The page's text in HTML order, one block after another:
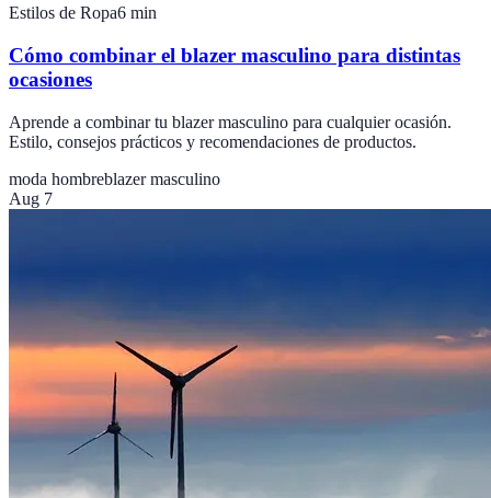
Estilos de Ropa6 min
Cómo combinar el blazer masculino para distintas
ocasiones
Aprende a combinar tu blazer masculino para cualquier ocasión.
Estilo, consejos prácticos y recomendaciones de productos.
moda hombreblazer masculino
Aug 7